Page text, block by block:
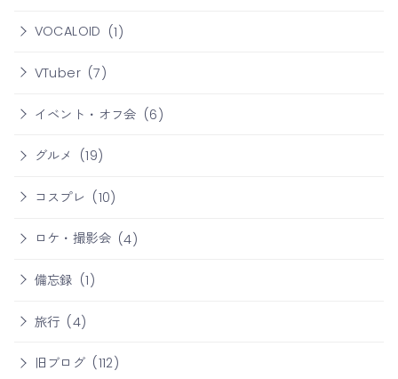
VOCALOID (1)
VTuber (7)
イベント・オフ会 (6)
グルメ (19)
コスプレ (10)
ロケ・撮影会 (4)
備忘録 (1)
旅行 (4)
旧ブログ (112)